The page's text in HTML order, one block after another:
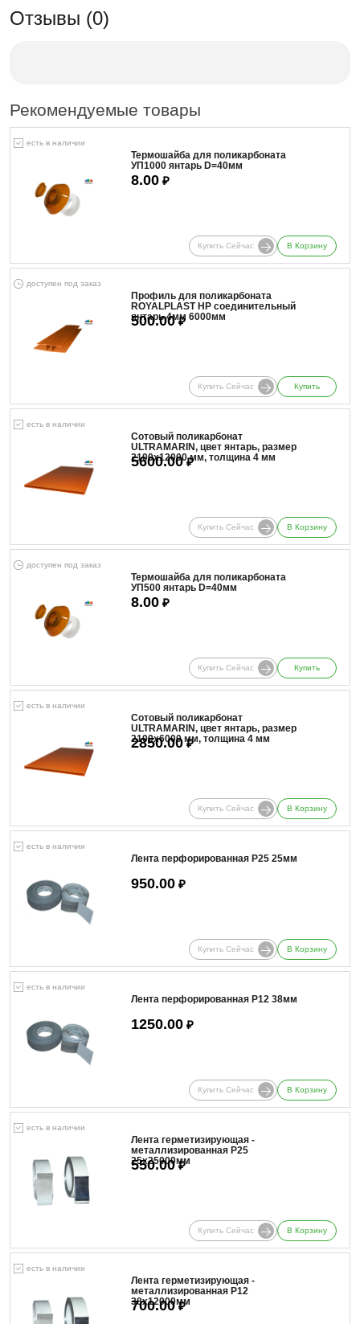
Отзывы (0)
Рекомендуемые товары
есть в наличии
Термошайба для поликарбоната
УП1000 янтарь D=40мм
8.00 ₽
Купить Сейчас В Корзину
доступен под заказ
Профиль для поликарбоната
ROYALPLAST HP соединительный
янтарь 4мм 6000мм
500.00₽
Купить Сейчас Купить
есть в наличии
Сотовый поликарбонат
ULTRAMARIN, цвет янтарь, размер
2100x12000 мм, толщина 4 мм
5600.00₽
Купить Сейчас В Корзину
доступен под заказ
Термошайба для поликарбоната
УП500 янтарь D=40мм
8.00 ₽
Купить Сейчас Купить
есть в наличии
Сотовый поликарбонат
ULTRAMARIN, цвет янтарь, размер
2100x6000 мм, толщина 4 мм
2850.00₽
Купить Сейчас В Корзину
есть в наличии
Лента перфорированная Р25 25мм
950.00 ₽
Купить Сейчас В Корзину
есть в наличии
Лента перфорированная Р12 38мм
1250.00 ₽
Купить Сейчас В Корзину
есть в наличии
Лента герметизирующая -
металлизированная Р25
25х25000мм
550.00₽
Купить Сейчас В Корзину
есть в наличии
Лента герметизирующая -
металлизированная Р12
38х12000мм
700.00₽